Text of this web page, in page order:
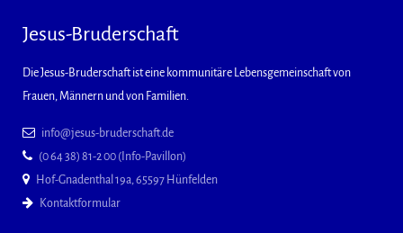
Jesus-Bruderschaft
Die Jesus-Bruderschaft ist eine kommunitäre Lebensgemeinschaft von
Frauen, Männern und von Familien.
info@jesus-bruderschaft.de
(0 64 38) 81-2 00 (Info-Pavillon)
Hof-Gnadenthal 19a, 65597 Hünfelden
Kontaktformular